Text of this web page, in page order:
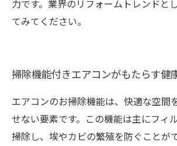
力です。業界のリフォームトレンドと
てみてください。
掃除機能付きエアコンがもたらす健
エアコンのお掃除機能は、快適な空間
せない要素です。この機能は主にフィ
掃除し、埃やカビの繁殖を防ぐことが